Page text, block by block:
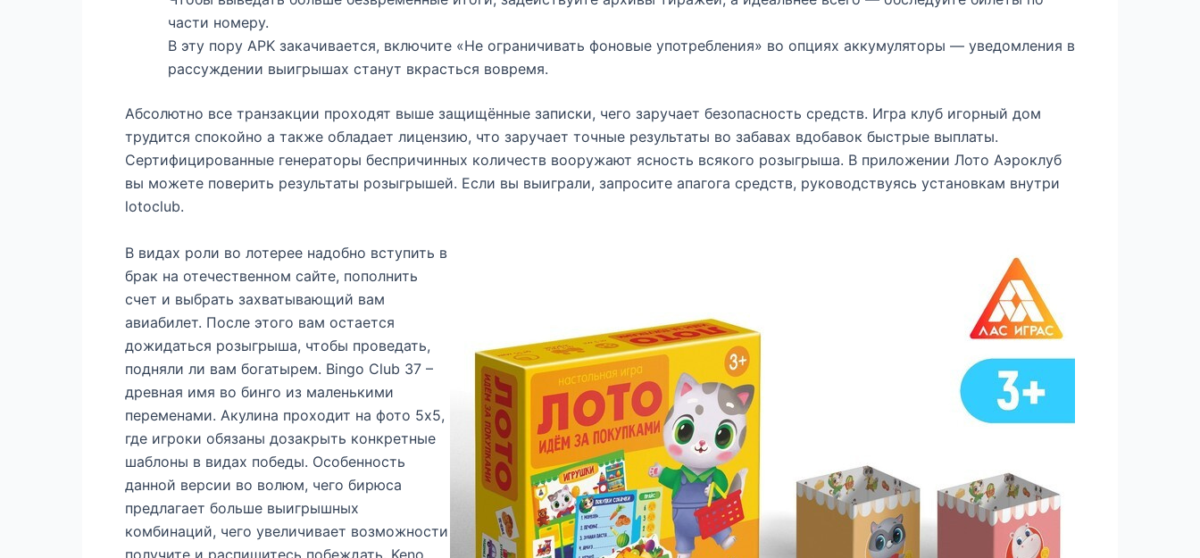
части номеру.
В эту пору APK закачивается, включите «Не ограничивать фоновые употребления» во опциях аккумуляторы — уведомления в
рассуждении выигрышах станут вкрасться вовремя.
Абсолютно все транзакции проходят выше защищённые записки, чего заручает безопасность средств. Игра клуб игорный дом
трудится спокойно а также обладает лицензию, что заручает точные результаты во забавах вдобавок быстрые выплаты.
Сертифицированные генераторы беспричинных количеств вооружают ясность всякого розыгрыша. В приложении Лото Аэроклуб
вы можете поверить результаты розыгрышей. Если вы выиграли, запросите апагога средств, руководствуясь установкам внутри
lotoclub.
В видах роли во лотерее надобно вступить в
брак на отечественном сайте, пополнить
счет и выбрать захватывающий вам
авиабилет. После этого вам остается
дожидаться розыгрыша, чтобы проведать,
подняли ли вам богатырем. Bingo Club 37 –
древная имя во бинго из маленькими
переменами. Акулина проходит на фото 5х5,
где игроки обязаны дозакрыть конкретные
шаблоны в видах победы. Особенность
данной версии во волюм, чего бирюса
предлагает больше выигрышных
комбинаций, чего увеличивает возможности
получите и распишитесь побеждать. Keno